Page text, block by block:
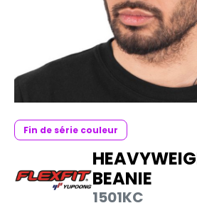
DE SERIE
Fin de série couleur
BEANIE
1501KC